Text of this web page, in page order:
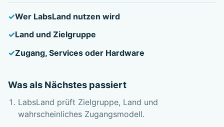
Wer LabsLand nutzen wird
Land und Zielgruppe
Zugang, Services oder Hardware
Was als Nächstes passiert
LabsLand prüft Zielgruppe, Land und
wahrscheinliches Zugangsmodell.